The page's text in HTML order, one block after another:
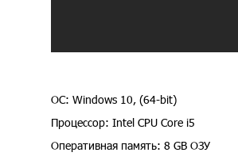
ОС: Windows 10, (64-bit)
Процессор: Intel CPU Core i5
Оперативная память: 8 GB ОЗУ